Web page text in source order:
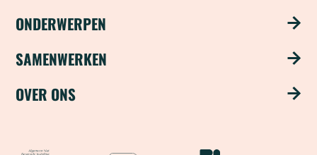
Nieuws
Nieuwsbrief
ONDERWERPEN
Schoon water
SAMENWERKEN
Steun ons met je bedrijf
Samenwerken als fonds
OVER ONS